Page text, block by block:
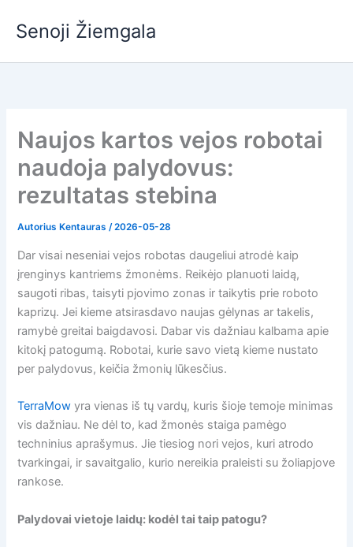
prieSenoji Žiemgala
Naujos kartos vejos robotai
naudoja palydovus:
rezultatas stebina
Autorius Kentauras/2026-05-28
Dar visai neseniai vejos robotas daugeliui atrodė kaip
įrenginys kantriems žmonėms. Reikėjo planuoti laidą,
saugoti ribas, taisyti pjovimo zonas ir taikytis prie roboto
kaprizų. Jei kieme atsirasdavo naujas gėlynas ar takelis,
ramybė greitai baigdavosi. Dabar vis dažniau kalbama apie
kitokį patogumą. Robotai, kurie savo vietą kieme nustato
per palydovus, keičia žmonių lūkesčius.
TerraMow yra vienas iš tų vardų, kuris šioje temoje minimas
vis dažniau. Ne dėl to, kad žmonės staiga pamėgo
techninius aprašymus. Jie tiesiog nori vejos, kuri atrodo
tvarkingai, ir savaitgalio, kurio nereikia praleisti su žoliapjove
rankose.
Palydovai vietoje laidų: kodėl tai taip patogu?